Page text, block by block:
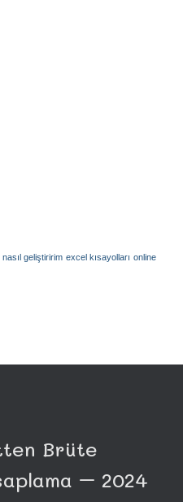
nasıl geliştiririm excel kısayolları online
Brüte
– 2024